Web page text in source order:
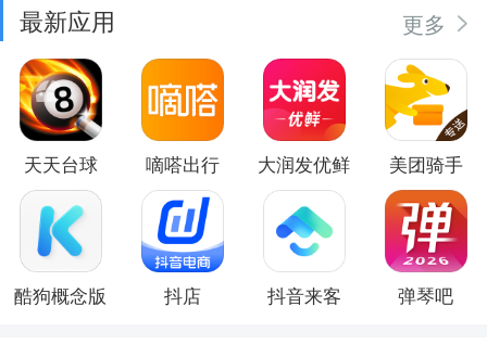
最新应用 更多
天天台球 嘀嗒出行 大润发优鲜 美团骑手
酷狗概念版 抖店 抖音来客 弹琴吧